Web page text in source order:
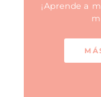
¡Aprende a